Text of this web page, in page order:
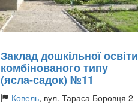
Заклад дошкільної освіти
комбінованого типу
(ясла-садок) №11
Ковель, вул. Тараса Боровця 2